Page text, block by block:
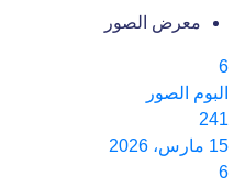
معرض الصور
6
البوم الصور
241
15 مارس، 2026
6